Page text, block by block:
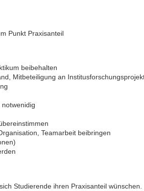
Punkt Praxisanteil
beibehalten
Mitbeteiligung an
Teamarbeit beibringen
Studierende ihren Praxisanteil